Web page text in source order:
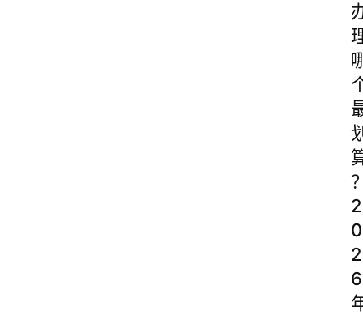
2
0
2
6